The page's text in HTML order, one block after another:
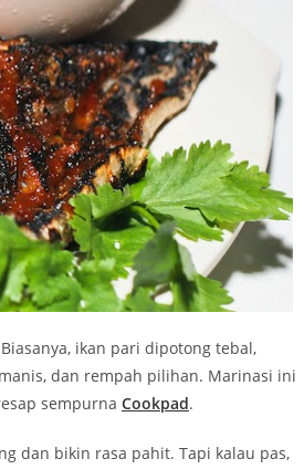
ikan pari dipotong tebal,
dan rempah pilihan. Marinasi ini
sempurna Cookpad.
dan bikin rasa pahit. Tapi kalau pas,